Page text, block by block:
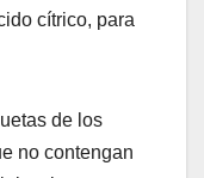
cítrico, para
de los
no contengan